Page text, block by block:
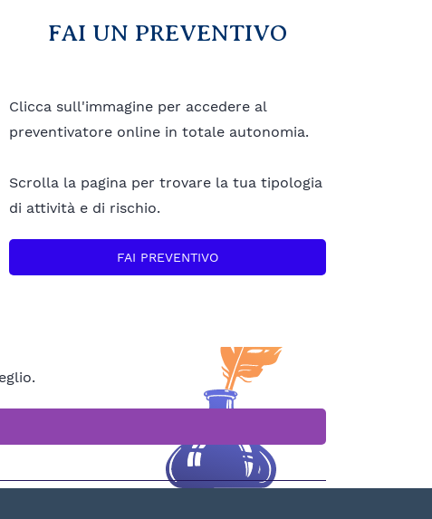
FAI UN PREVENTIVO
Clicca sull'immagine per accedere al
preventivatore online in totale autonomia.
Scrolla la pagina per trovare la tua tipologia
di attività e di rischio.
FAI PREVENTIVO